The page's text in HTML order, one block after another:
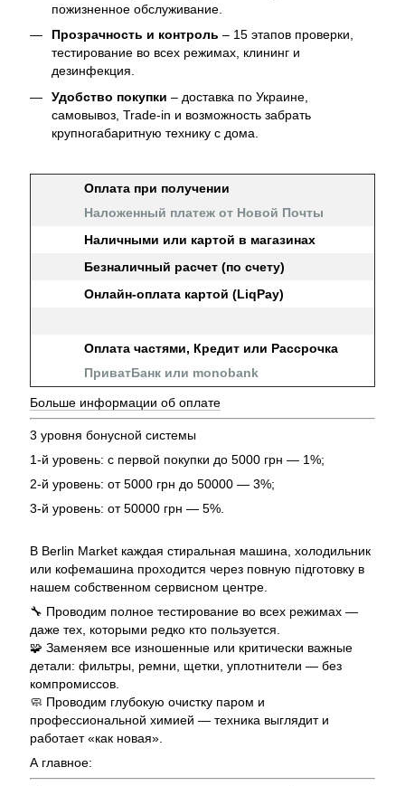
пожизненное обслуживание.
Прозрачность и контроль – 15 этапов проверки,
тестирование во всех режимах, клининг и
дезинфекция.
Удобство покупки – доставка по Украине,
самовывоз, Trade-in и возможность забрать
крупногабаритную технику с дома.
Оплата при получении
Наложенный платеж от Новой Почты
Наличными или картой в магазинах
Безналичный расчет (по счету)
Онлайн-оплата картой (LiqPay)
Оплата частями, Кредит или Рассрочка
ПриватБанк или monobank
Больше информации об оплате
3 уровня бонусной системы
1-й уровень: с первой покупки до 5000 грн — 1%;
2-й уровень: от 5000 грн до 50000 — 3%;
3-й уровень: от 50000 грн — 5%.
В Berlin Market каждая стиральная машина, холодильник
или кофемашина проходится через повную підготовку в
нашем собственном сервисном центре.
🔧 Проводим полное тестирование во всех режимах —
даже тех, которыми редко кто пользуется.
🧩 Заменяем все изношенные или критически важные
детали: фильтры, ремни, щетки, уплотнители — без
компромиссов.
🧼 Проводим глубокую очистку паром и
профессиональной химией — техника выглядит и
работает «как новая».
А главное: